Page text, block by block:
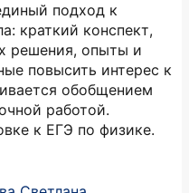
подход к
краткий конспект,
решения, опыты и
повысить интерес к
обобщением
работой.
к ЕГЭ по физике.